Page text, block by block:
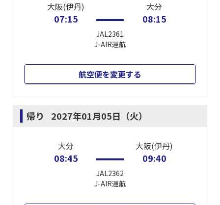
大阪(伊丹)
07:15
JAL2361
J-AIR運航
大分
08:15
航空便を変更する
帰り 2027年01月05日（火）
大分
08:45
JAL2362
J-AIR運航
大阪(伊丹)
09:40